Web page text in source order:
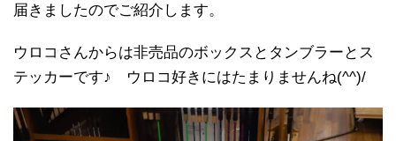
届きましたのでご紹介します。
ウロコさんからは非売品のボックスとタンブラーとス
テッカーです♪ ウロコ好きにはたまりませんね(^^)/